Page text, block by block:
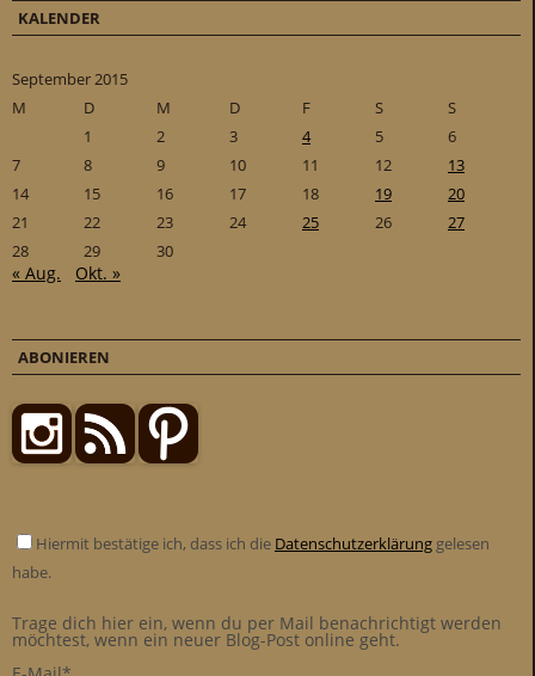
KALENDER
September 2015
M
D M D F S
S
1
2 3 4 5
6
7
8 9 10 11 12
13
14
15 16 17 18 19
20
21
22 23 24 25 26
27
28
29 30
« Aug. Okt. »
ABONIEREN
Hiermit bestätige ich, dass ich die Datenschutzerklärung gelesen
habe.
Trage dich hier ein, wenn du per Mail benachrichtigt werden
möchtest, wenn ein neuer Blog-Post online geht.